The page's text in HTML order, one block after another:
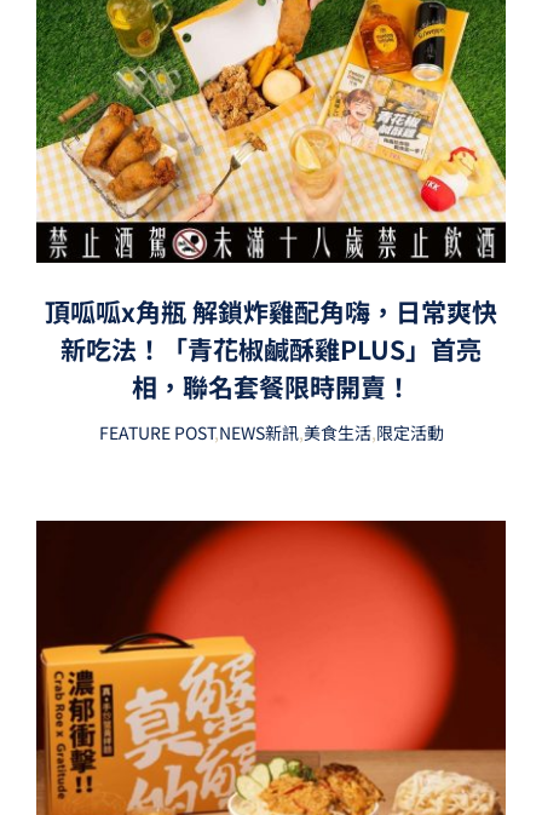
頂呱呱x角瓶 解鎖炸雞配角嗨，日常爽快
新吃法！「青花椒鹹酥雞PLUS」首亮
相，聯名套餐限時開賣！
FEATURE POST,NEWS新訊,美食生活,限定活動